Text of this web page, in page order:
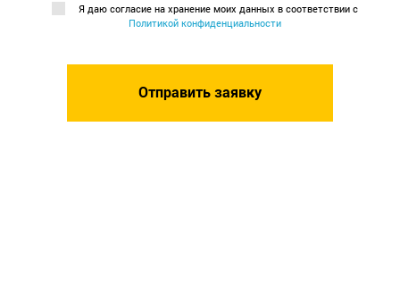
Я даю согласие на хранение моих данных в соответствии с
Политикой конфиденциальности